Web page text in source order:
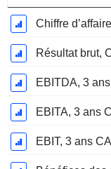
Chiffre
Résultat brut,
EBITDA, 3
EBITA, 3 ans
EBIT, 3 ans